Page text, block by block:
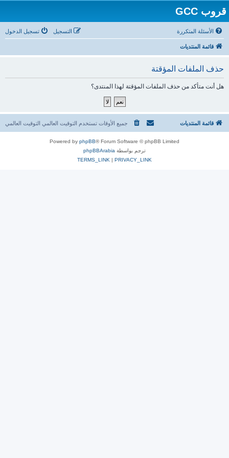
قروب GCC
الأسئلة المتكررة تسجيل الدخول التسجيل
قائمة المنتديات
حذف الملفات المؤقتة
هل أنت متأكد من حذف الملفات المؤقتة لهذا المنتدى؟
قائمة المنتديات جميع الأوقات تستخدم التوقيت العالمي التوقيت العالمي
Powered by phpBB® Forum Software © phpBB Limited
ترجم بواسطة phpBBArabia
PRIVACY_LINK
|
TERMS_LINK